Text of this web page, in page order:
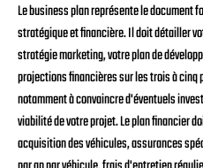
Le business plan représente le document
stratégique et financière. Il doit détailler
stratégie marketing, votre plan de
projections financières sur les trois à cinq
notamment à convaincre d'éventuels
viabilité de votre projet. Le plan financier
acquisition des véhicules, assurances